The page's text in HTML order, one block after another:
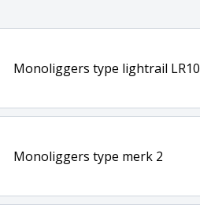
Monoliggers type lightrail LR10
Monoliggers type merk 2